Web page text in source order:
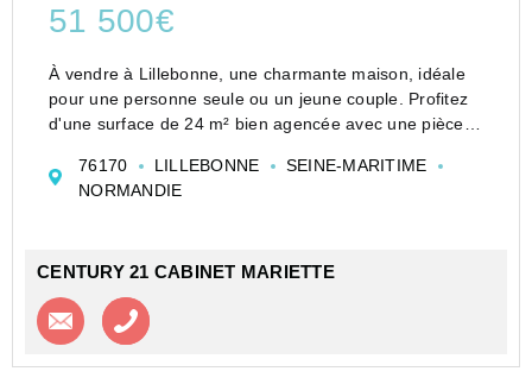
51 500€
À vendre à Lillebonne, une charmante maison, idéale
pour une personne seule ou un jeune couple. Profitez
d'une surface de 24 m² bien agencée avec une pièce
La maison dispose d'une salle d'eau m...
76170 LILLEBONNE
SEINE-MARITIME
NORMANDIE
CENTURY 21 CABINET MARIETTE
Contacter l'agence